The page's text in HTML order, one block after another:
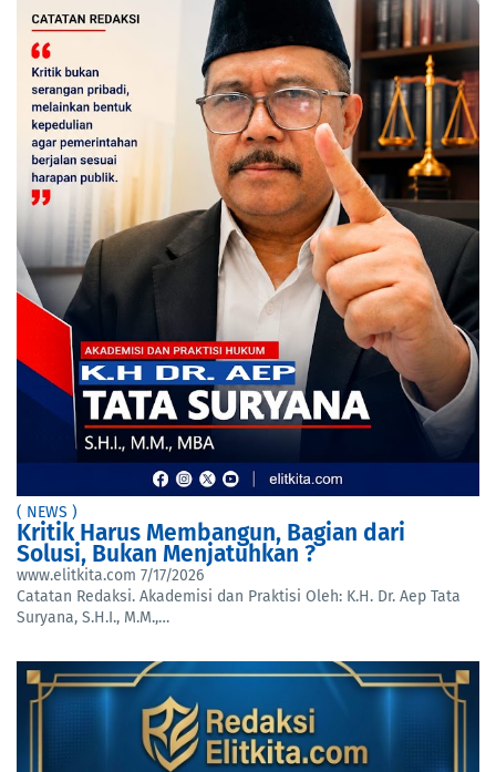
( NEWS )
Kritik Harus Membangun, Bagian dari
Solusi, Bukan Menjatuhkan ?
www.elitkita.com 7/17/2026
Catatan Redaksi. Akademisi dan Praktisi Oleh: K.H. Dr. Aep Tata
Suryana, S.H.I., M.M.,…